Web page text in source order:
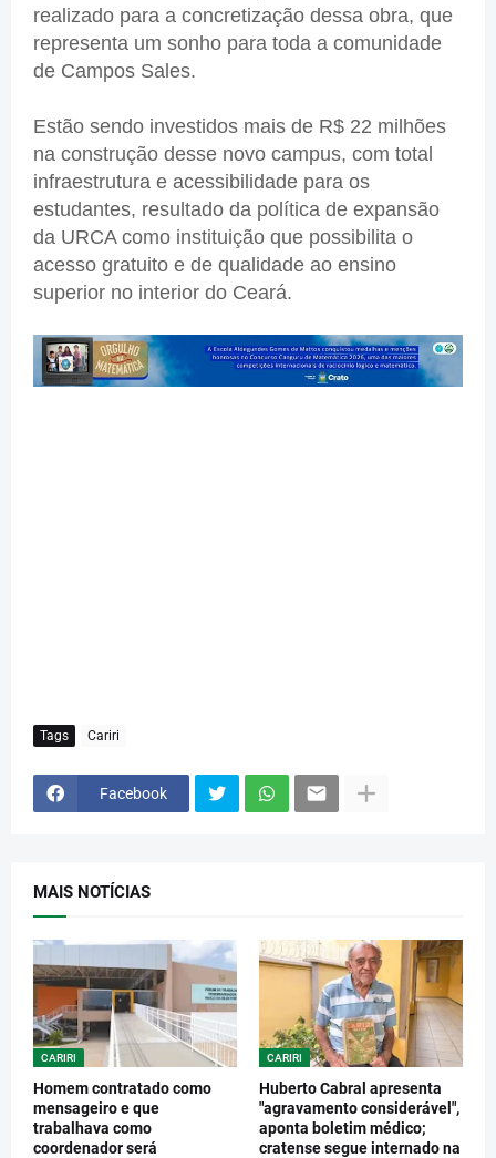
realizado para a concretização dessa obra, que
representa um sonho para toda a comunidade
de Campos Sales.
Estão sendo investidos mais de R$ 22 milhões
na construção desse novo campus, com total
infraestrutura e acessibilidade para os
estudantes, resultado da política de expansão
da URCA como instituição que possibilita o
acesso gratuito e de qualidade ao ensino
superior no interior do Ceará.
Tags Cariri
Facebook
MAIS NOTÍCIAS
CARIRI
Homem contratado como
mensageiro e que
trabalhava como
coordenador será
CARIRI
Huberto Cabral apresenta
"agravamento considerável",
aponta boletim médico;
cratense segue internado na